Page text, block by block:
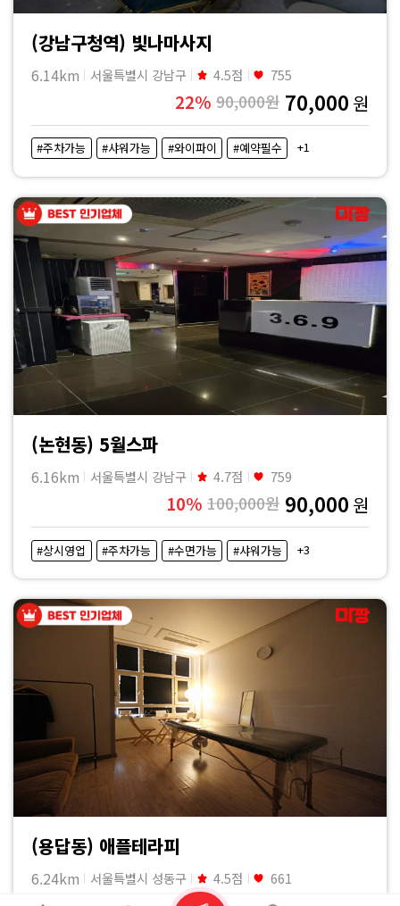
(강남구청역) 빛나마사지
6.14km 서울특별시 강남구 4.5점 755
22% 90,000원 70,000 원
#주차가능 #샤워가능 #와이파이 #예약필수 +1
(논현동) 5월스파
6.16km 서울특별시 강남구 4.7점 759
10% 100,000원 90,000 원
#상시영업 #주차가능 #수면가능 #샤워가능 +3
(용답동) 애플테라피
6.24km 서울특별시 성동구 4.5점 661